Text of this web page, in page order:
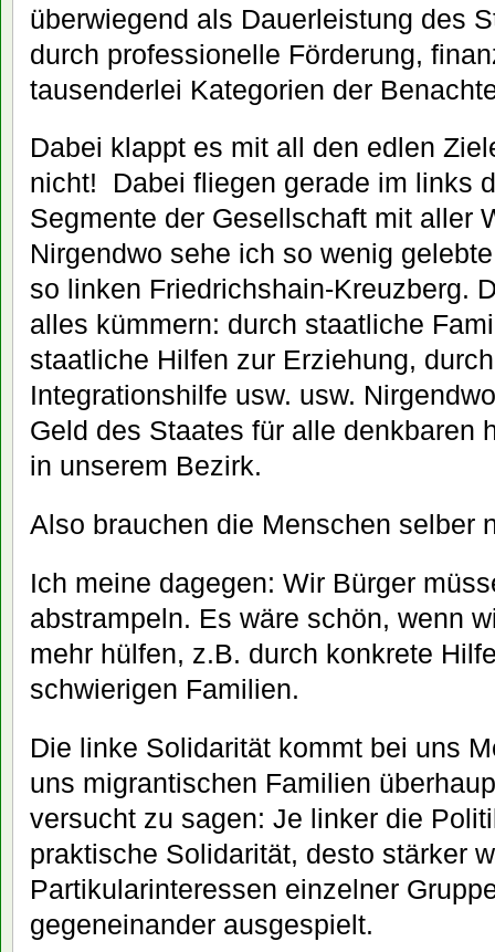
überwiegend als Dauerleistung des
durch professionelle Förderung,
tausenderlei Kategorien der
Dabei klappt es mit all den edlen
nicht! Dabei fliegen gerade im links
Segmente der Gesellschaft mit aller
Nirgendwo sehe ich so wenig
so linken Friedrichshain-Kreuzberg.
alles kümmern: durch staatliche
staatliche Hilfen zur Erziehung,
Integrationshilfe usw. usw.
Geld des Staates für alle denkbaren
in unserem Bezirk.
Also brauchen die Menschen selber
Ich meine dagegen: Wir Bürger
abstrampeln. Es wäre schön, wenn
mehr hülfen, z.B. durch konkrete
schwierigen Familien.
Die linke Solidarität kommt bei uns
uns migrantischen Familien
versucht zu sagen: Je linker die
praktische Solidarität, desto stärker
Partikularinteressen einzelner
gegeneinander ausgespielt.